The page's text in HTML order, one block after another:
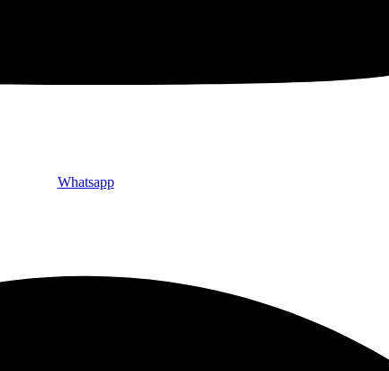
Whatsapp